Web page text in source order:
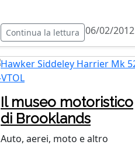
Continua la lettura 06/02/2012
Il museo motoristico
di Brooklands
Auto, aerei, moto e altro